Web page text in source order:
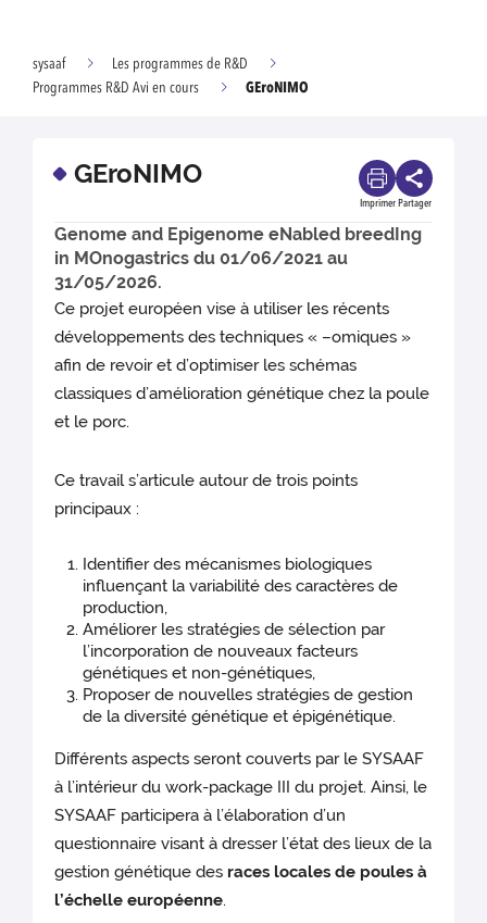
sysaaf
Les programmes de R&D
Programmes R&D Avi en cours
GEroNIMO
GEroNIMO
Imprimer Partager
Genome and Epigenome eNabled breedIng
in MOnogastrics du 01/06/2021 au
31/05/2026.
Ce projet européen vise à utiliser les récents
développements des techniques « –omiques »
afin de revoir et d’optimiser les schémas
classiques d’amélioration génétique chez la poule
et le porc.
Ce travail s’articule autour de trois points
principaux :
Identifier des mécanismes biologiques
influençant la variabilité des caractères de
production,
Améliorer les stratégies de sélection par
l’incorporation de nouveaux facteurs
génétiques et non-génétiques,
Proposer de nouvelles stratégies de gestion
de la diversité génétique et épigénétique.
Différents aspects seront couverts par le SYSAAF
à l’intérieur du work-package III du projet. Ainsi, le
SYSAAF participera à l’élaboration d’un
questionnaire visant à dresser l’état des lieux de la
gestion génétique des races locales de poules à
l’échelle européenne.